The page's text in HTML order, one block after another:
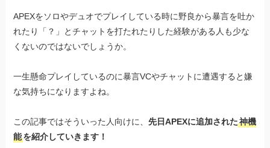
APEXをソロやデュオでプレイしている時に野良から暴言を吐か
れたり「？」とチャットを打たれたりした経験がある人も少な
くないのではないでしょうか。
一生懸命プレイしているのに暴言VCやチャットに遭遇すると嫌
な気持ちになりますよね。
この記事ではそういった人向けに、先日APEXに追加された神機
能を紹介していきます！